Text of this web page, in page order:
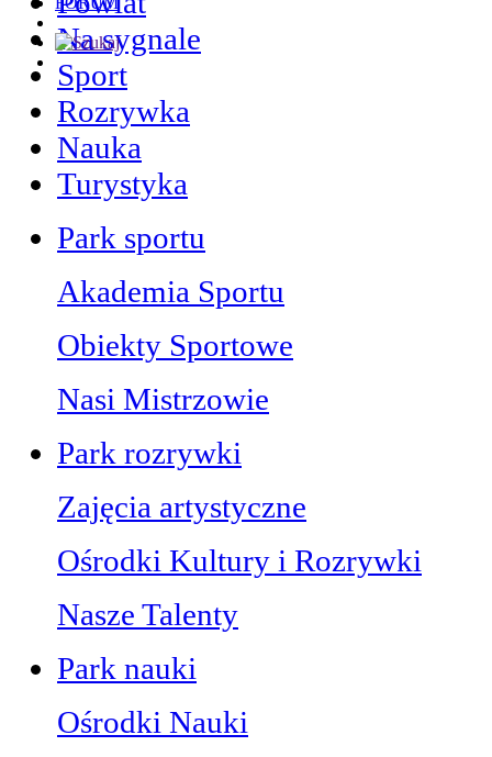
Na sygnale
Sport
Rozrywka
Nauka
Turystyka
Park sportu
Akademia Sportu
Obiekty Sportowe
Nasi Mistrzowie
Park rozrywki
Zajęcia artystyczne
Ośrodki Kultury i Rozrywki
Nasze Talenty
Park nauki
Ośrodki Nauki